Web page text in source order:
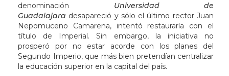
denominación Universidad de
Guadalajara desapareció y sólo el último rector Juan
Nepomuceno Camarena, intentó restaurarla con el
título de Imperial. Sin embargo, la iniciativa no
prosperó por no estar acorde con los planes del
Segundo Imperio, que más bien pretendían centralizar
la educación superior en la capital del país.